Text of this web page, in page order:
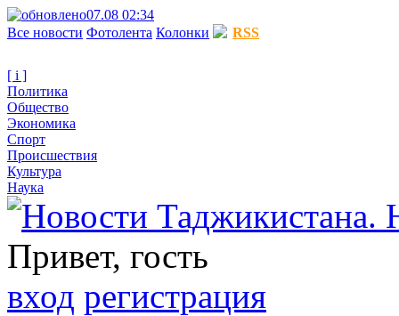
07.08 02:34
Все новости Фотолента Колонки RSS
[ i ]
Политика
Общество
Экономика
Спорт
Происшествия
Культура
Наука
Привет, гость
вход регистрация